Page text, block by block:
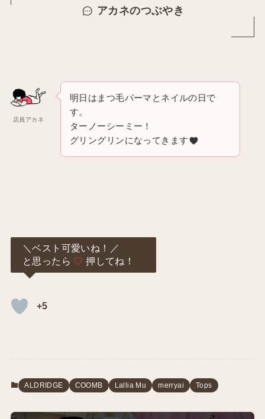
アカネのつぶやき
店員アカネ
明日はまつ毛パーマとネイルの日で
す。
ターノーシーミー！
グリングリンになってきます
＼ベスト可愛いね！／
と思ったら ♡ 押してね！
+5
ALDRIDGE COOMB Lallia Mu merryai Tops